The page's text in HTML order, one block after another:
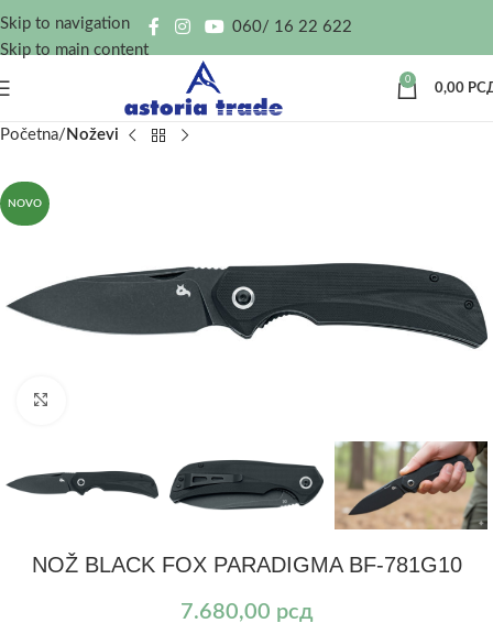
Skip to navigation
Skip to main content
060/ 16 22 622
0
0,00
Početna Noževi
NOVO
NOŽ BLACK FOX PARADIGMA BF-781G10
7.680,00 рсд